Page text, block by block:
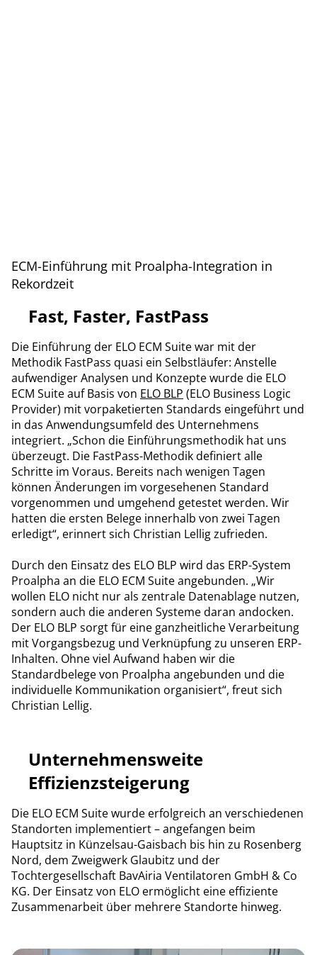
ECM-Einführung mit Proalpha-Integration in
Rekordzeit
Fast, Faster, FastPass
Die Einführung der ELO ECM Suite war mit der
Methodik FastPass quasi ein Selbstläufer: Anstelle
aufwendiger Analysen und Konzepte wurde die ELO
ECM Suite auf Basis von ELO BLP (ELO Business Logic
Provider) mit vorpaketierten Standards eingeführt und
in das Anwendungsumfeld des Unternehmens
integriert. „Schon die Einführungsmethodik hat uns
überzeugt. Die FastPass-Methodik definiert alle
Schritte im Voraus. Bereits nach wenigen Tagen
können Änderungen im vorgesehenen Standard
vorgenommen und umgehend getestet werden. Wir
hatten die ersten Belege innerhalb von zwei Tagen
erledigt“, erinnert sich Christian Lellig zufrieden.
Durch den Einsatz des ELO BLP wird das ERP-System
Proalpha an die ELO ECM Suite angebunden. „Wir
wollen ELO nicht nur als zentrale Datenablage nutzen,
sondern auch die anderen Systeme daran andocken.
Der ELO BLP sorgt für eine ganzheitliche Verarbeitung
mit Vorgangsbezug und Verknüpfung zu unseren ERP-
Inhalten. Ohne viel Aufwand haben wir die
Standardbelege von Proalpha angebunden und die
individuelle Kommunikation organisiert“, freut sich
Christian Lellig.
Unternehmensweite
Effizienzsteigerung
Die ELO ECM Suite wurde erfolgreich an verschiedenen
Standorten implementiert – angefangen beim
Hauptsitz in Künzelsau-Gaisbach bis hin zu Rosenberg
Nord, dem Zweigwerk Glaubitz und der
Tochtergesellschaft BavAiria Ventilatoren GmbH & Co
KG. Der Einsatz von ELO ermöglicht eine effiziente
Zusammenarbeit über mehrere Standorte hinweg.